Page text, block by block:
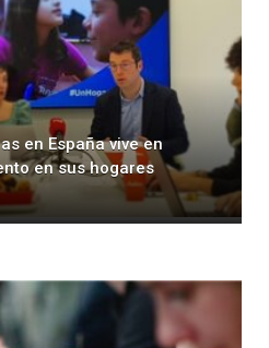
en España vive en
en sus hogares